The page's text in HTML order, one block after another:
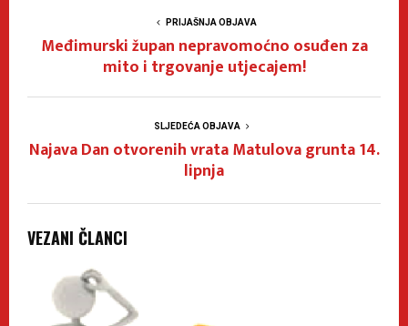
PRIJAŠNJA OBJAVA
Međimurski župan nepravomoćno osuđen za
mito i trgovanje utjecajem!
SLJEDEĆA OBJAVA
Najava Dan otvorenih vrata Matulova grunta 14.
lipnja
VEZANI ČLANCI